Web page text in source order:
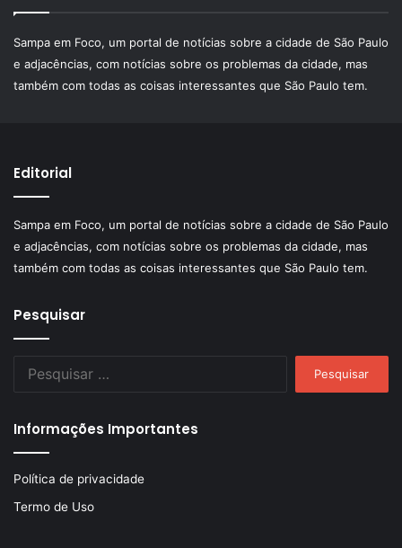
Sampa em Foco, um portal de notícias sobre a cidade de São Paulo
e adjacências, com notícias sobre os problemas da cidade, mas
também com todas as coisas interessantes que São Paulo tem.
Editorial
Sampa em Foco, um portal de notícias sobre a cidade de São Paulo
e adjacências, com notícias sobre os problemas da cidade, mas
também com todas as coisas interessantes que São Paulo tem.
Pesquisar
Informações Importantes
Política de privacidade
Termo de Uso